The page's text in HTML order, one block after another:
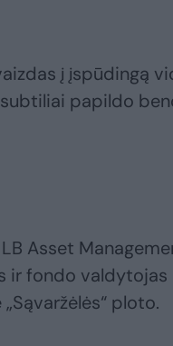
į įspūdingą
papildo
Asset
ir fondo valdytojas
ploto.